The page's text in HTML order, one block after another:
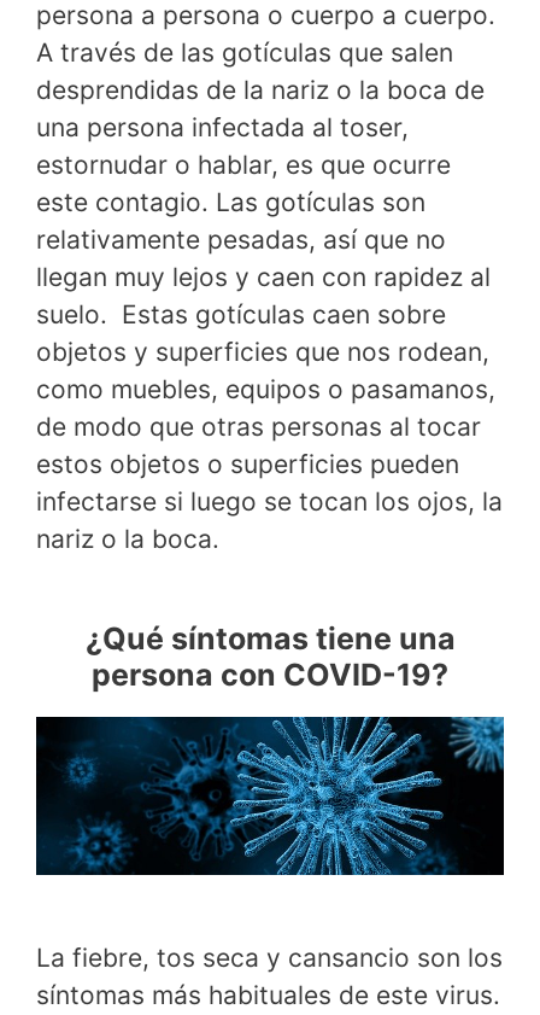
persona a persona o cuerpo a cuerpo.
A través de las gotículas que salen
desprendidas de la nariz o la boca de
una persona infectada al toser,
estornudar o hablar, es que ocurre
este contagio. Las gotículas son
relativamente pesadas, así que no
llegan muy lejos y caen con rapidez al
suelo. Estas gotículas caen sobre
objetos y superficies que nos rodean,
como muebles, equipos o pasamanos,
de modo que otras personas al tocar
estos objetos o superficies pueden
infectarse si luego se tocan los ojos, la
nariz o la boca.
¿Qué síntomas tiene una
persona con COVID-19?
La fiebre, tos seca y cansancio son los
síntomas más habituales de este virus.